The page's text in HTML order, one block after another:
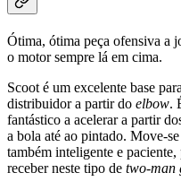
Ótima, ótima peça ofensiva a
o motor sempre lá em cima.
Scoot é um excelente base
distribuidor a partir do elbow.
fantástico a acelerar a partir
a bola até ao pintado. Move-
também inteligente e
receber neste tipo de two-man